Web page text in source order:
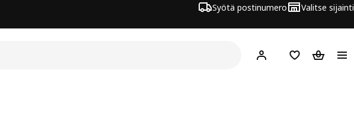
Syötä postinumero Valitse sijainti
Hej! Kirjaudu sisään
Suosikit